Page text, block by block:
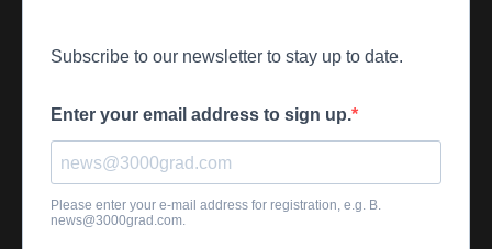
Subscribe to our newsletter to stay up to date.
Enter your email address to sign up.
Please enter your e-mail address for registration, e.g. B.
news@3000grad.com.